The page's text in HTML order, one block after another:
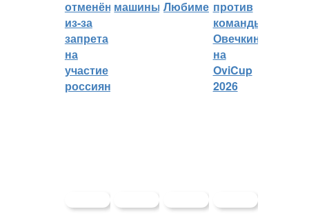
отменён
из-за
запрета
на
участие
россиян
машины Любиме против
команды
Овечкина
на
OviCup
2026